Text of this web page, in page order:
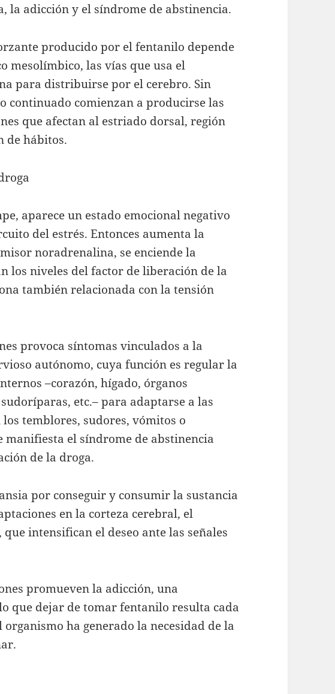
la adicción y el síndrome de abstinencia.
producido por el fentanilo depende
mesolímbico, las vías que usa el
para distribuirse por el cerebro. Sin
continuado comienzan a producirse las
que afectan al estriado dorsal, región
de hábitos.
aparece un estado emocional negativo
del estrés. Entonces aumenta la
noradrenalina, se enciende la
los niveles del factor de liberación de la
también relacionada con la tensión
provoca síntomas vinculados a la
autónomo, cuya función es regular la
–corazón, hígado, órganos
etc.– para adaptarse a las
temblores, sudores, vómitos o
manifiesta el síndrome de abstinencia
de la droga.
por conseguir y consumir la sustancia
en la corteza cerebral, el
intensifican el deseo ante las señales
promueven la adicción, una
que dejar de tomar fentanilo resulta cada
organismo ha generado la necesidad de la